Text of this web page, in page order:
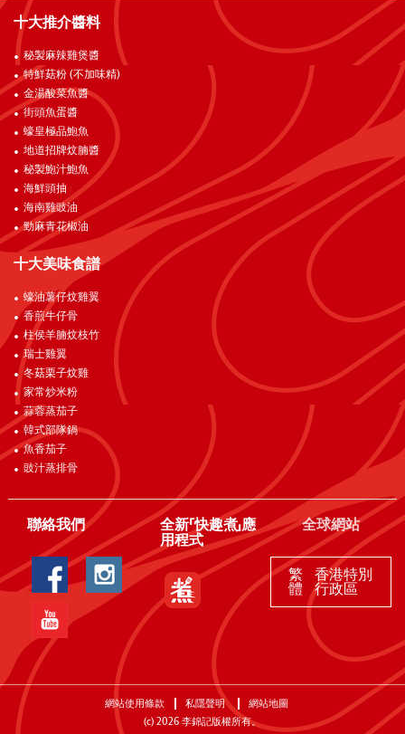
十大推介醬料
秘製麻辣雞煲醬
特鮮菇粉 (不加味精)
金湯酸菜魚醬
街頭魚蛋醬
蠔皇極品鮑魚
地道招牌炆腩醬
秘製鮑汁鮑魚
海鮮頭抽
海南雞豉油
勁麻青花椒油
十大美味食譜
蠔油薯仔炆雞翼
香煎牛仔骨
柱侯羊腩炆枝竹
瑞士雞翼
冬菇栗子炆雞
家常炒米粉
蒜蓉蒸茄子
韓式部隊鍋
魚香茄子
豉汁蒸排骨
聯絡我們
全新「快趣煮」應
用程式
全球網站
繁
體
香港特別
行政區
網站使用條款 私隱聲明
網站地圖
(c) 2026 李錦記版權所有。